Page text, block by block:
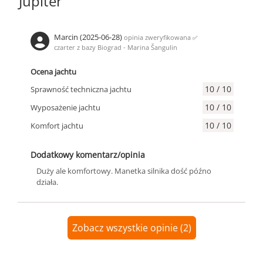
Marcin (2025-06-28) opinia zweryfikowana ✅
czarter z bazy Biograd - Marina Šangulin
Ocena jachtu
Sprawność techniczna jachtu
10 / 10
Wyposażenie jachtu 10 / 10
Komfort jachtu 10 / 10
Dodatkowy komentarz/opinia
Duży ale komfortowy. Manetka silnika dość późno
działa.
Zobacz wszystkie opinie (2)